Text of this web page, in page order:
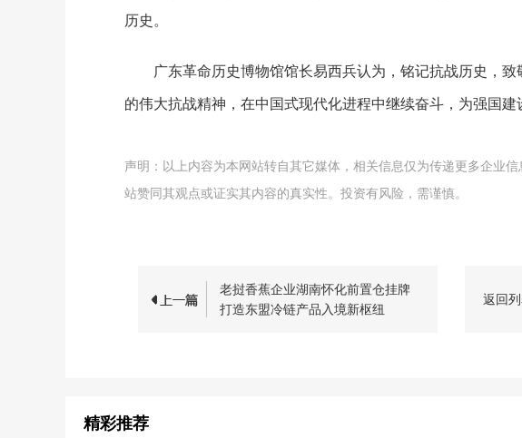
历史。
广东革命历史博物馆馆长易西兵认为，铭记抗战历史，
的伟大抗战精神，在中国式现代化进程中继续奋斗，为强国建
声明：以上内容为本网站转自其它媒体，相关信息仅为传递更多企业
站赞同其观点或证实其内容的真实性。投资有风险，需谨慎。
老挝香蕉企业湖南怀化前置仓挂牌
打造东盟冷链产品入境新枢纽
返回
精彩推荐